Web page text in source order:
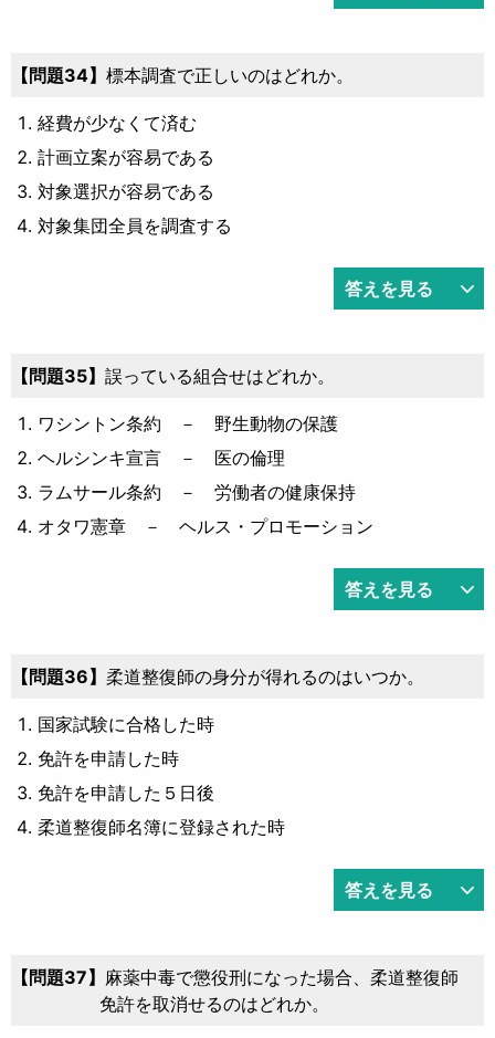
34 標本調査で正しいのはどれか。
経費が少なくて済む
計画立案が容易である
対象選択が容易である
対象集団全員を調査する
答えを見る
35 誤っている組合せはどれか。
ワシントン条約 － 野生動物の保護
ヘルシンキ宣言 － 医の倫理
ラムサール条約 － 労働者の健康保持
オタワ憲章 － ヘルス・プロモーション
答えを見る
36 柔道整復師の身分が得れるのはいつか。
国家試験に合格した時
免許を申請した時
免許を申請した５日後
柔道整復師名簿に登録された時
答えを見る
37
麻薬中毒で懲役刑になった場合、柔道整復師
免許を取消せるのはどれか。